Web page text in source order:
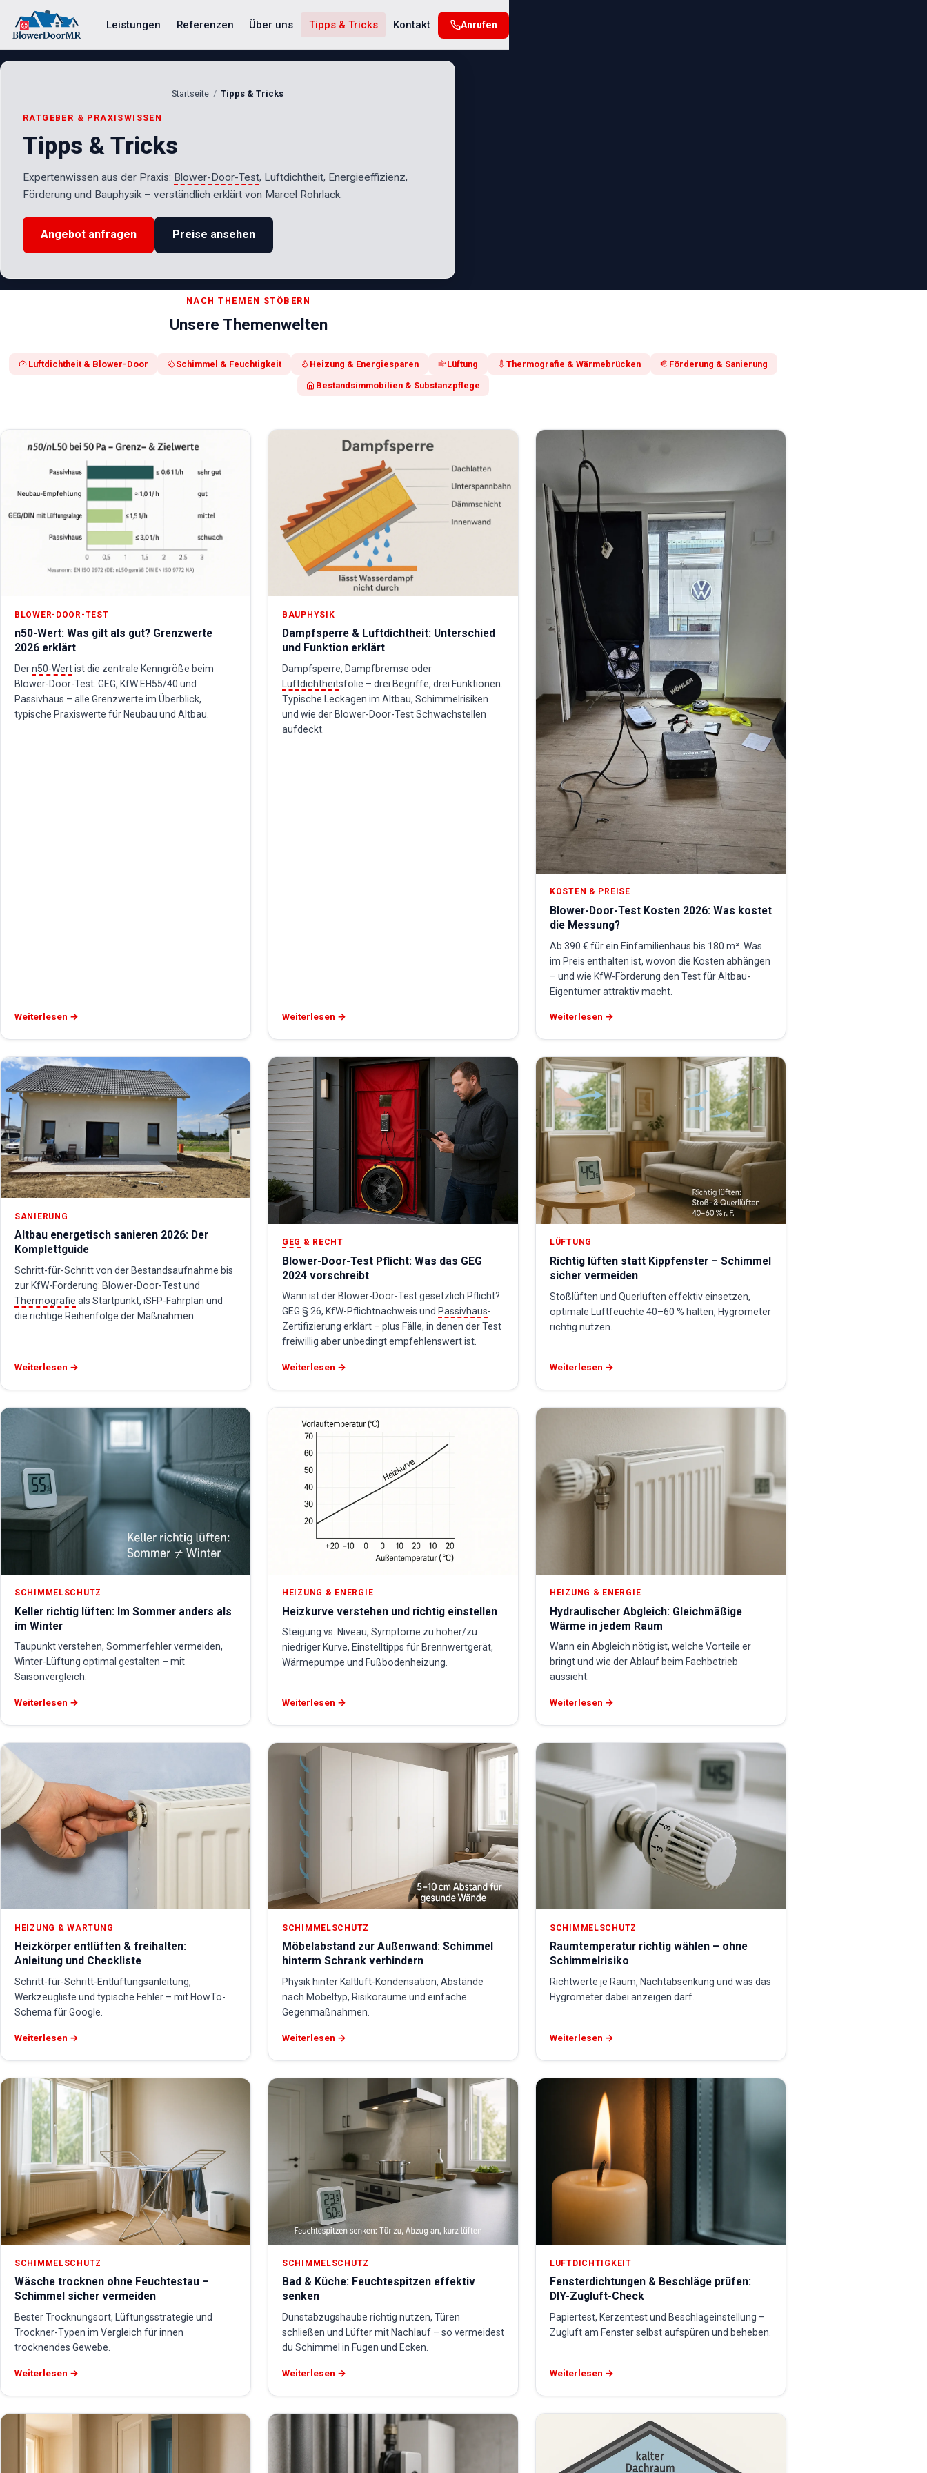
Leistungen Referenzen Über uns Tipps & Tricks Kontakt Anrufen
Startseite Tipps & Tricks
RATGEBER & PRAXISWISSEN
Tipps & Tricks
Expertenwissen aus der Praxis: Blower-Door-Test, Luftdichtheit, Energieeffizienz,
Förderung und Bauphysik – verständlich erklärt von Marcel Rohrlack.
Angebot anfragen Preise ansehen
NACH THEMEN STÖBERN
Unsere Themenwelten
Luftdichtheit & Blower-Door Schimmel & Feuchtigkeit Heizung & Energiesparen Lüftung Thermografie & Wärmebrücken Förderung & Sanierung
Bestandsimmobilien & Substanzpflege
BLOWER-DOOR-TEST
n50-Wert: Was gilt als gut? Grenzwerte
2026 erklärt
Dern50-Wertist die zentrale Kenngröße beim
Blower-Door-Test. GEG, KfW EH55/40 und
Passivhaus – alle Grenzwerte im Überblick,
typische Praxiswerte für Neubau und Altbau.
Weiterlesen →
BAUPHYSIK
Dampfsperre & Luftdichtheit: Unterschied
und Funktion erklärt
Dampfsperre, Dampfbremse oder
Luftdichtheitsfolie – drei Begriffe, drei Funktionen.
Typische Leckagen im Altbau, Schimmelrisiken
und wie der Blower-Door-Test Schwachstellen
aufdeckt.
Weiterlesen →
KOSTEN & PREISE
Blower-Door-Test Kosten 2026: Was kostet
die Messung?
Ab 390 € für ein Einfamilienhaus bis 180 m². Was
im Preis enthalten ist, wovon die Kosten abhängen
– und wie KfW-Förderung den Test für Altbau-
Eigentümer attraktiv macht.
Weiterlesen →
SANIERUNG
Altbau energetisch sanieren 2026: Der
Komplettguide
Schritt-für-Schritt von der Bestandsaufnahme bis
zur KfW-Förderung: Blower-Door-Test und
Thermografie als Startpunkt, iSFP-Fahrplan und
die richtige Reihenfolge der Maßnahmen.
Weiterlesen →
GEG & RECHT
Blower-Door-Test Pflicht: Was das GEG
2024 vorschreibt
Wann ist der Blower-Door-Test gesetzlich Pflicht?
GEG § 26, KfW-Pflichtnachweis und Passivhaus-
Zertifizierung erklärt – plus Fälle, in denen der Test
freiwillig aber unbedingt empfehlenswert ist.
Weiterlesen →
LÜFTUNG
Richtig lüften statt Kippfenster – Schimmel
sicher vermeiden
Stoßlüften und Querlüften effektiv einsetzen,
optimale Luftfeuchte 40–60 % halten, Hygrometer
richtig nutzen.
Weiterlesen →
SCHIMMELSCHUTZ
Keller richtig lüften: Im Sommer anders als
im Winter
Taupunkt verstehen, Sommerfehler vermeiden,
Winter-Lüftung optimal gestalten – mit
Saisonvergleich.
Weiterlesen →
HEIZUNG & ENERGIE
Heizkurve verstehen und richtig einstellen
Steigung vs. Niveau, Symptome zu hoher/zu
niedriger Kurve, Einstelltipps für Brennwertgerät,
Wärmepumpe und Fußbodenheizung.
Weiterlesen →
HEIZUNG & ENERGIE
Hydraulischer Abgleich: Gleichmäßige
Wärme in jedem Raum
Wann ein Abgleich nötig ist, welche Vorteile er
bringt und wie der Ablauf beim Fachbetrieb
aussieht.
Weiterlesen →
HEIZUNG & WARTUNG
Heizkörper entlüften & freihalten:
Anleitung und Checkliste
Schritt-für-Schritt-Entlüftungsanleitung,
Werkzeugliste und typische Fehler – mit HowTo-
Schema für Google.
Weiterlesen →
SCHIMMELSCHUTZ
Möbelabstand zur Außenwand: Schimmel
hinterm Schrank verhindern
Physik hinter Kaltluft-Kondensation, Abstände
nach Möbeltyp, Risikoräume und einfache
Gegenmaßnahmen.
Weiterlesen →
SCHIMMELSCHUTZ
Raumtemperatur richtig wählen – ohne
Schimmelrisiko
Richtwerte je Raum, Nachtabsenkung und was das
Hygrometer dabei anzeigen darf.
Weiterlesen →
SCHIMMELSCHUTZ
Wäsche trocknen ohne Feuchtestau –
Schimmel sicher vermeiden
Bester Trocknungsort, Lüftungsstrategie und
Trockner-Typen im Vergleich für innen
trocknendes Gewebe.
Weiterlesen →
SCHIMMELSCHUTZ
Bad & Küche: Feuchtespitzen effektiv
senken
Dunstabzugshaube richtig nutzen, Türen
schließen und Lüfter mit Nachlauf – so vermeidest
du Schimmel in Fugen und Ecken.
Weiterlesen →
LUFTDICHTIGKEIT
Fensterdichtungen & Beschläge prüfen:
DIY-Zugluft-Check
Papiertest, Kerzentest und Beschlageinstellung –
Zugluft am Fenster selbst aufspüren und beheben.
Weiterlesen →